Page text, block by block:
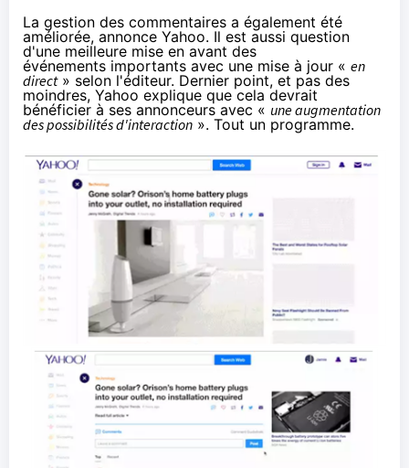
La gestion des commentaires a également été
améliorée, annonce Yahoo. Il est aussi question
d'une meilleure mise en avant des
événements importants avec une mise à jour « en
direct» selon l'éditeur. Dernier point, et pas des
moindres, Yahoo explique que cela devrait
bénéficier à ses annonceurs avec « une augmentation
des possibilités d'interaction ». Tout un programme.